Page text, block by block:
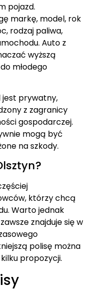
pojazd.
markę, model, rok
rodzaj paliwa,
Auto z
wyższą
młodego
jest prywatny,
z zagranicy
gospodarczej.
mogą być
na szkody.
którzy chcą
Warto jednak
znajduje się w
polisę można
propozycji.